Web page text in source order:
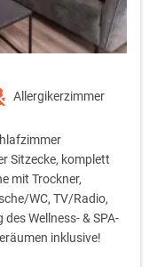
Allergikerzimmer
Sitzecke, komplett
mit Trockner,
WC, TV/Radio,
Wellness- & SPA-
inklusive!
mit Doppelbett •